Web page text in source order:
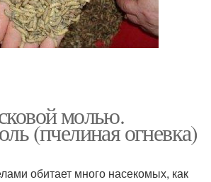
молью.
(пчелиная огневка)
обитает много насекомых, как